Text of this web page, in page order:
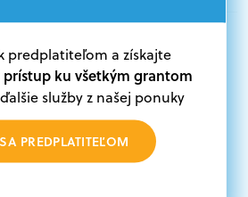
na portáli Grantexpert.sk
z eurofondov, plánu obnovy a
predplatiteľom a získajte
ku všetkým grantom
služby z našej ponuky
PREDPLATITEĽOM